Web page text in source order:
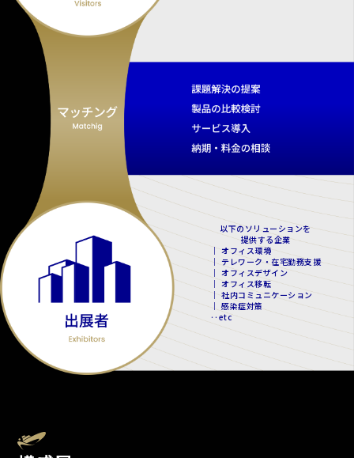
以下のソリューションを
提供する企業
｜ オフィス環境
｜ テレワーク・在宅勤務支援
｜ オフィスデザイン
｜ オフィス移転
｜ 社内コミュニケーション
｜ 感染症対策
‥etc